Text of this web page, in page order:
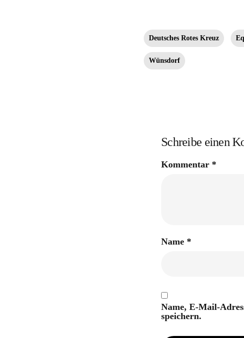
Deutsches Rotes Kreuz
Wünsdorf
Schreibe einen
Kommentar *
Name *
Name, E-Mail-
speichern.